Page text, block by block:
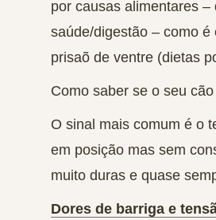
por causas alimentares
saúde/digestão – como
prisaõ de ventre (dietas
Como saber se o seu
O sinal mais comum é o
em posição mas sem
muito duras e quase
Dores de barriga e